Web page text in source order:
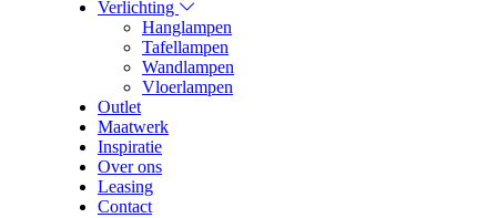
Verlichting
Hanglampen
Tafellampen
Wandlampen
Vloerlampen
Outlet
Maatwerk
Inspiratie
Over ons
Leasing
Contact